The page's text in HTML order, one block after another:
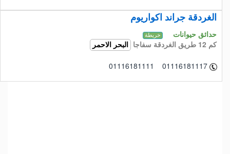
الغردقة جراند اكواريوم
حدائق حيوانات خريطة
كم 12 طريق الغردقة سفاجا البحر الاحمر
01116181111 01116181117